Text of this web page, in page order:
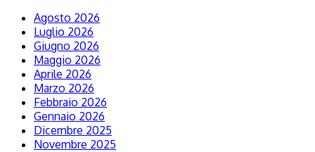
Agosto 2026
Luglio 2026
Giugno 2026
Maggio 2026
Aprile 2026
Marzo 2026
Febbraio 2026
Gennaio 2026
Dicembre 2025
Novembre 2025